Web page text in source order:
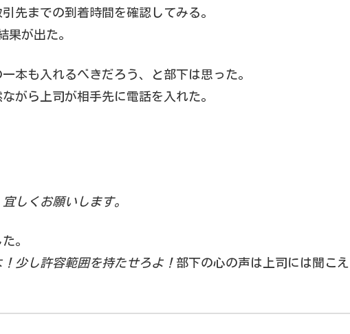
先までの到着時間を確認してみる。
果が出た。
本も入れるべきだろう、と部下は思った。
がら上司が相手先に電話を入れた。
しくお願いします。
。
少し許容範囲を持たせろよ！ 部下の心の声は上司には聞こえ